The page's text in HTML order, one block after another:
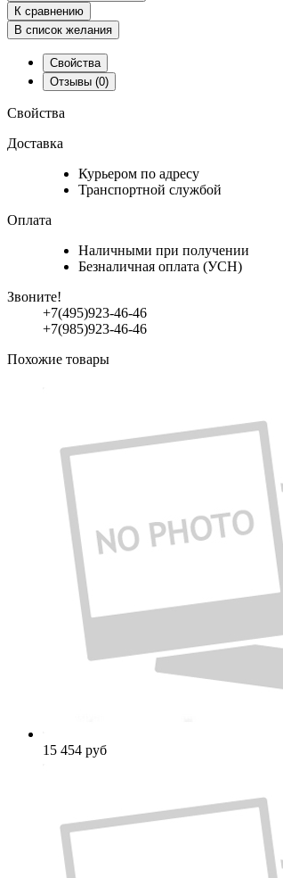
К сравнению
В список желания
Свойства
Отзывы (0)
Свойства
Доставка
Курьером по адресу
Транспортной службой
Оплата
Наличными при получении
Безналичная оплата (УСН)
Звоните!
+7(495)923-46-46
+7(985)923-46-46
Похожие товары
15 454 руб